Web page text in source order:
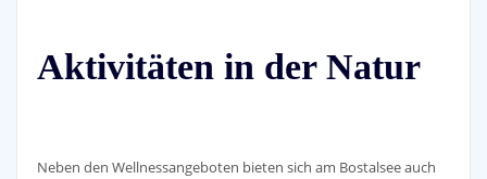
Aktivitäten in der Natur
Neben den Wellnessangeboten bieten sich am Bostalsee auch